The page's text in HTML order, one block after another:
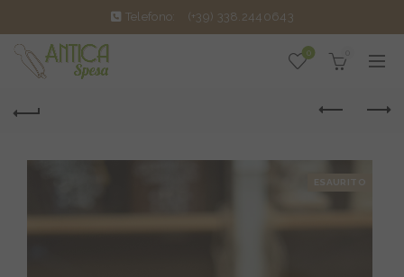
Telefono: (+39) 338.2440643
0
ESAURITO